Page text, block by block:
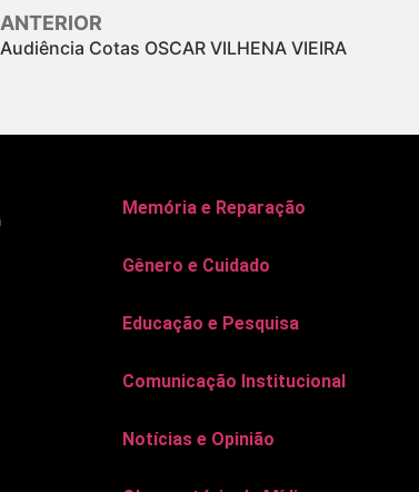
ANTERIOR
Audiência Cotas OSCAR VILHENA VIEIRA
Memória e Reparação
Gênero e Cuidado
Educação e Pesquisa
Comunicação Institucional
Notícias e Opinião